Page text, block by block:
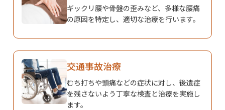
ギックリ腰や骨盤の歪みなど、多様な腰痛
の原因を特定し、適切な治療を行います。
交通事故治療
むち打ちや頭痛などの症状に対し、後遺症
を残さないよう丁寧な検査と治療を実施し
ます。